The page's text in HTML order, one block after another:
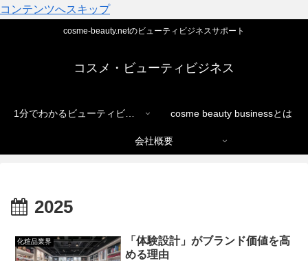
コンテンツへスキップ
cosme-beauty.netのビューティビジネスサポート
コスメ・ビューティビジネス
1分でわかるビューティビジネス cosme beauty businessとは
会社概要
2025
化粧品業界
「体験設計」がブランド価値を高
める理由